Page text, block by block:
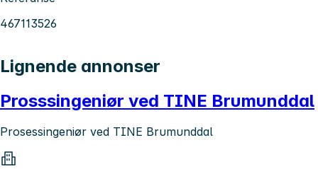
467113526
Lignende annonser
Prosssingeniør ved TINE Brumunddal
Prosessingeniør ved TINE Brumunddal